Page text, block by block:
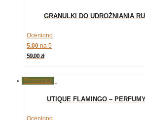
GRANULKI DO UDROŻNIANIA
Oceniono
5.00 na 5
59.00zł
Promocja!
UTIQUE FLAMINGO –
Oceniono